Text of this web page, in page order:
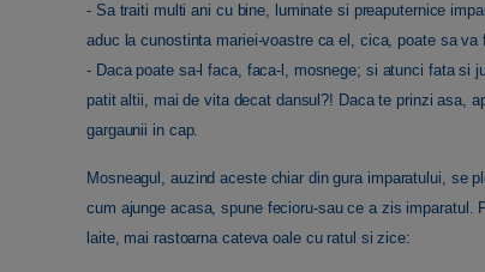
- Sa traiti multi ani cu bine, luminate si preaputernice
aduc la cunostinta mariei-voastre ca el, cica, poate sa va
- Daca poate sa-l faca, faca-l, mosnege; si atunci fata si
patit altii, mai de vita decat dansul?! Daca te prinzi asa,
gargaunii in cap.
Mosneagul, auzind aceste chiar din gura imparatului, se
cum ajunge acasa, spune fecioru-sau ce a zis imparatul.
laite, mai rastoarna cateva oale cu ratul si zice: